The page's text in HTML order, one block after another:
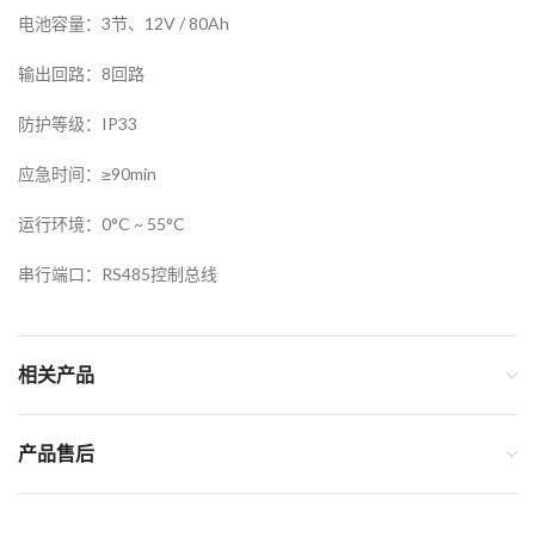
电池容量：3节、12V / 80Ah
输出回路：8回路
防护等级：IP33
应急时间：≥90min
运行环境：0°C ~ 55°C
串行端口：RS485控制总线
相关产品
产品售后